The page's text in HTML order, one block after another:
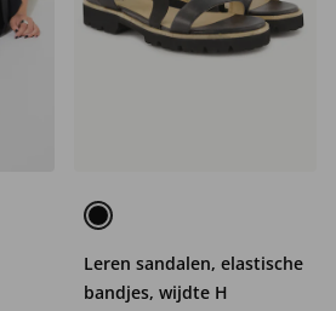
Leren sandalen, elastische
bandjes, wijdte H